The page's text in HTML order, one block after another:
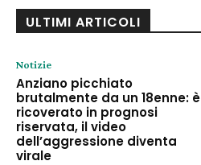
ULTIMI ARTICOLI
Notizie
Anziano picchiato
brutalmente da un 18enne: è
ricoverato in prognosi
riservata, il video
dell’aggressione diventa
virale